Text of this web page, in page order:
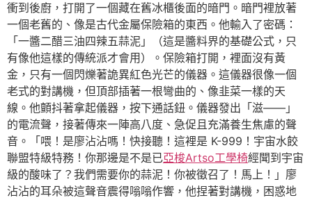
衝到後廚，打開了一個藏在舊冰櫃後面的暗門。暗門裡放著
一個老舊的、像是古代金屬保險箱的東西。他輸入了密碼：
「一醬二醋三油四辣五蒜泥」（這是醬料界的基礎公式，只
有像他這樣的傳統派才會用）。保險箱打開，裡面沒有黃
金，只有一個閃爍著詭異紅色光芒的儀器。這儀器很像一個
老式的對講機，但頂部插著一根彎曲的、像韭菜一樣的天
線。他顫抖著拿起儀器，按下通話鈕。儀器發出「滋——」
的電流聲，接著傳來一陣高八度、急促且充滿養生焦慮的聲
音。「喂！是廖沾沾嗎！快接聽！這裡是 K-999！宇宙水餃
聯盟特級特務！你那邊是不是已亞梭Artso工學椅經聞到宇宙
級的酸味了？我們需要你的蒜泥！你被徵召了！馬上！」廖
沾沾的耳朵被這聲音震得嗡嗡作響，他捏著對講機，困惑地